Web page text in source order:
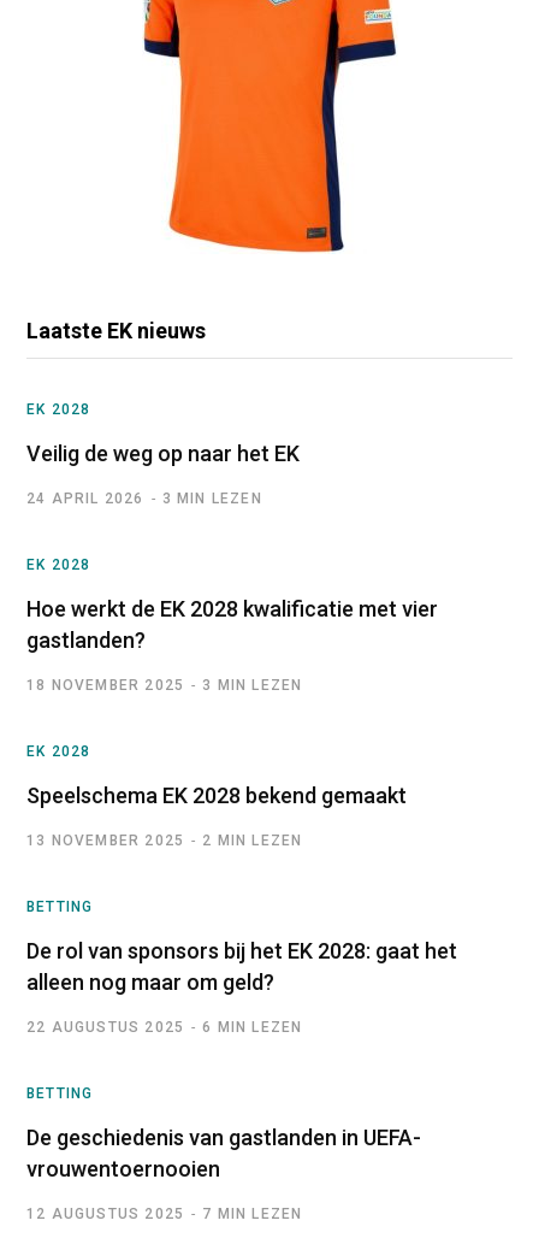
Laatste EK nieuws
EK 2028
Veilig de weg op naar het EK
24 APRIL 2026 3 MIN LEZEN
EK 2028
Hoe werkt de EK 2028 kwalificatie met vier
gastlanden?
18 NOVEMBER 2025 3 MIN LEZEN
EK 2028
Speelschema EK 2028 bekend gemaakt
13 NOVEMBER 2025 2 MIN LEZEN
BETTING
De rol van sponsors bij het EK 2028: gaat het
alleen nog maar om geld?
22 AUGUSTUS 2025 6 MIN LEZEN
BETTING
De geschiedenis van gastlanden in UEFA-
vrouwentoernooien
12 AUGUSTUS 2025 7 MIN LEZEN